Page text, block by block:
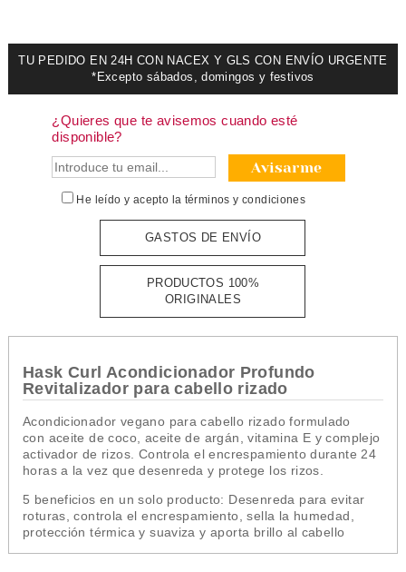
TU PEDIDO EN 24H CON NACEX Y GLS CON ENVÍO URGENTE
*Excepto sábados, domingos y festivos
¿Quieres que te avisemos cuando esté
disponible?
Avisarme
He leído y acepto la términos y condiciones
GASTOS DE ENVÍO
PRODUCTOS 100%
ORIGINALES
Hask Curl Acondicionador Profundo
Revitalizador para cabello rizado
Acondicionador vegano para cabello rizado formulado
con aceite de coco, aceite de argán, vitamina E y complejo
activador de rizos. Controla el encrespamiento durante 24
horas a la vez que desenreda y protege los rizos.
5 beneficios en un solo producto: Desenreda para evitar
roturas, controla el encrespamiento, sella la humedad,
protección térmica y suaviza y aporta brillo al cabello